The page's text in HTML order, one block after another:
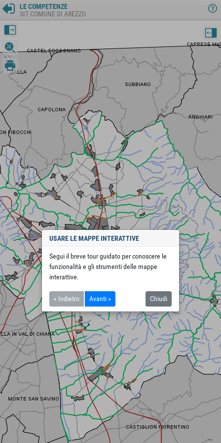
LE COMPETENZE
SIT COMUNE DI AREZZO
USARE LE MAPPE INTERATTIVE
Segui il breve tour guidato per conoscere le
funzionalità e gli strumenti delle mappe
interattive.
« Indietro Avanti » Chiudi